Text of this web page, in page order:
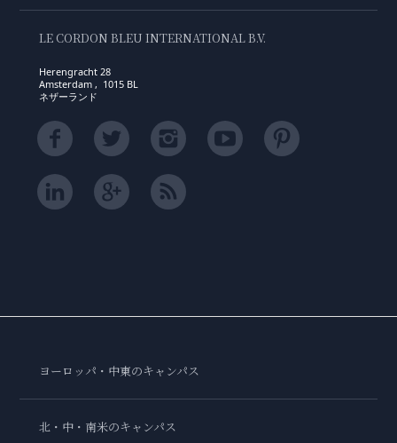
LE CORDON BLEU INTERNATIONAL B.V.
Herengracht 28
Amsterdam , 1015 BL
ネザーランド
ヨーロッパ・中東のキャンパス
北・中・南米のキャンパス